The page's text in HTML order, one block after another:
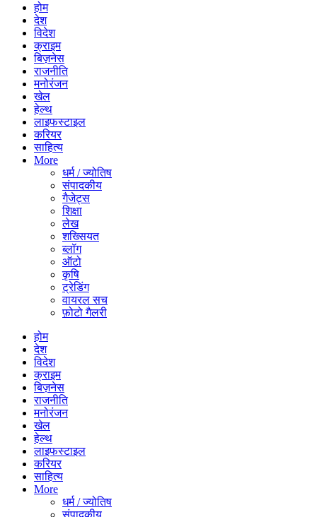
होम
देश
विदेश
क्राइम
बिज़नेस
राजनीति
मनोरंजन
खेल
हेल्थ
लाइफस्टाइल
करियर
साहित्य
More
धर्म / ज्योतिष
संपादकीय
गैजेट्स
शिक्षा
लेख
शख्सियत
ब्लॉग
ऑटो
कृषि
ट्रेडिंग
वायरल सच
फ़ोटो गैलरी
होम
देश
विदेश
क्राइम
बिज़नेस
राजनीति
मनोरंजन
खेल
हेल्थ
लाइफस्टाइल
करियर
साहित्य
More
धर्म / ज्योतिष
संपादकीय